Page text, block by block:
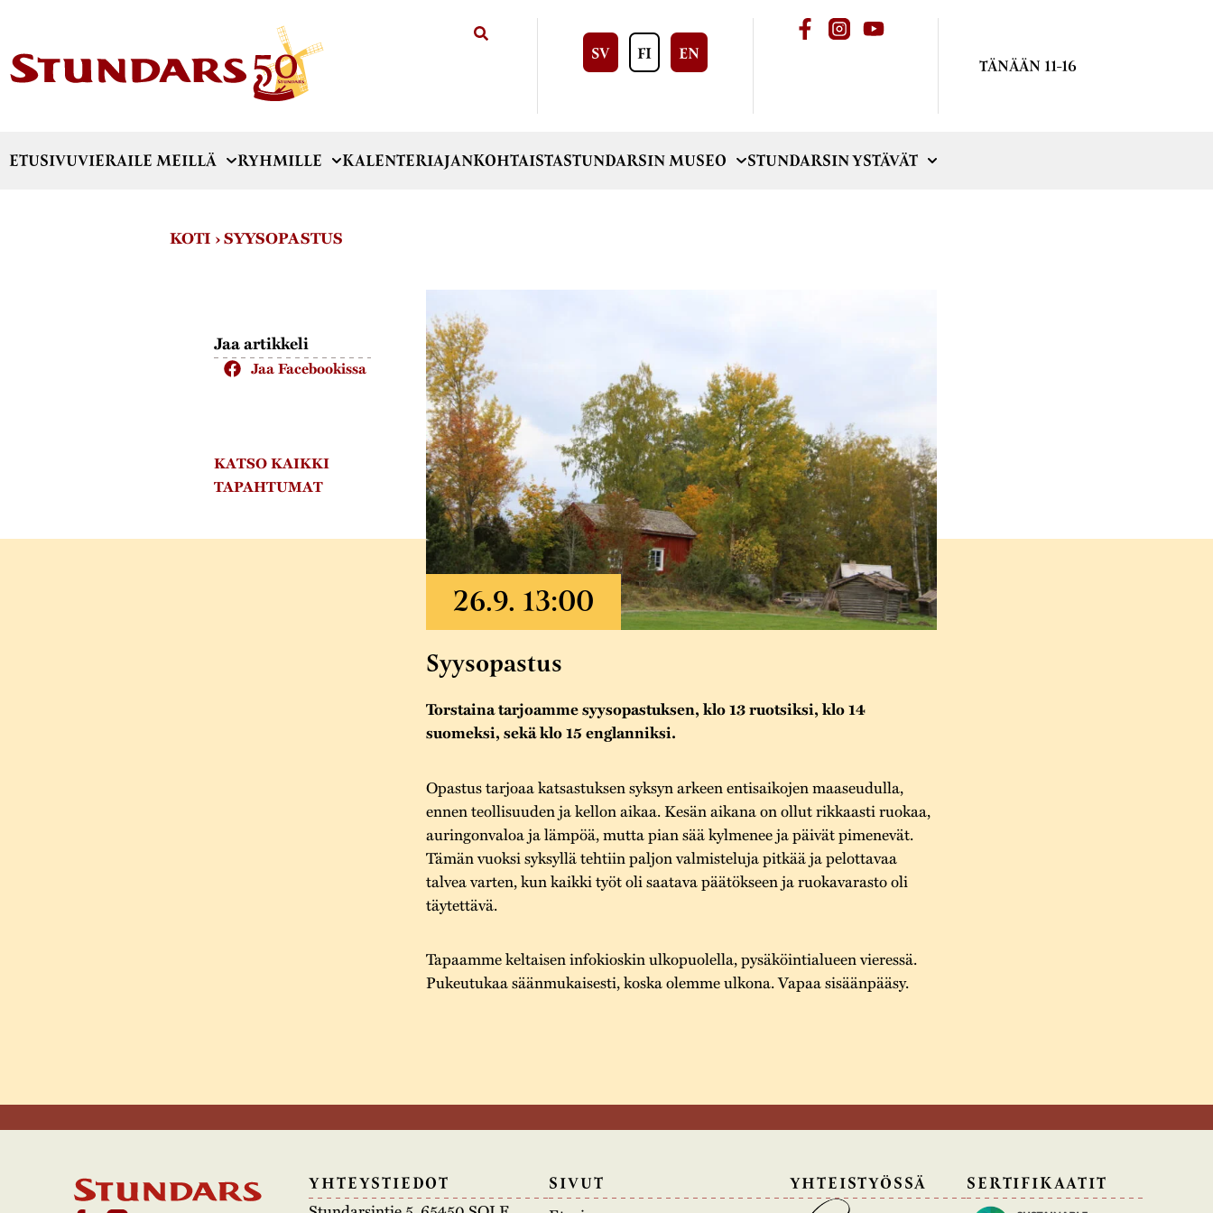
SV FI EN
TÄNÄÄN 11-16
ETUSIVUVIERAILE MEILLÄ RYHMILLE KALENTERIAJANKOHTAISTASTUNDARSIN MUSEO STUNDARSIN YSTÄVÄT
KOTI ›SYYSOPASTUS
Jaa artikkeli
Jaa Facebookissa
KATSO KAIKKI
TAPAHTUMAT
Syysopastus
Torstaina tarjoamme syysopastuksen, klo 13 ruotsiksi, klo 14
suomeksi, sekä klo 15 englanniksi.
Opastus tarjoaa katsastuksen syksyn arkeen entisaikojen maaseudulla,
ennen teollisuuden ja kellon aikaa. Kesän aikana on ollut rikkaasti ruokaa,
auringonvaloa ja lämpöä, mutta pian sää kylmenee ja päivät pimenevät.
Tämän vuoksi syksyllä tehtiin paljon valmisteluja pitkää ja pelottavaa
talvea varten, kun kaikki työt oli saatava päätökseen ja ruokavarasto oli
täytettävä.
Tapaamme keltaisen infokioskin ulkopuolella, pysäköintialueen vieressä.
Pukeutukaa säänmukaisesti, koska olemme ulkona. Vapaa sisäänpääsy.
YHTEYSTIEDOT SIVUT YHTEISTYÖSSÄ SERTIFIKAATIT